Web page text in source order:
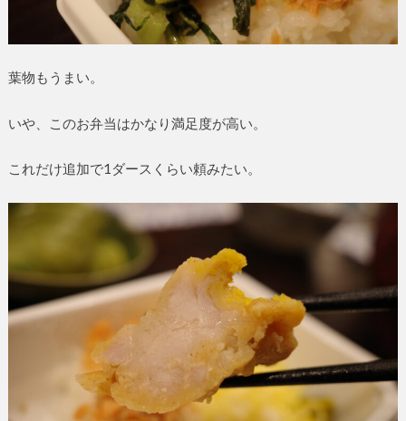
葉物もうまい。
いや、このお弁当はかなり満足度が高い。
これだけ追加で1ダースくらい頼みたい。